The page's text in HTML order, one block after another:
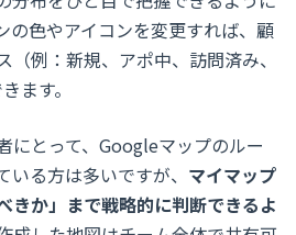
の色やアイコンを変更すれば、顧
例：新規、アポ中、訪問済み、
ます。
にとって、Googleマップのルー
いる方は多いですが、 マイマップ
きか」まで戦略的に判断できるよ